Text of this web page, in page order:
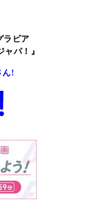
ラビア
パ！』
ん!